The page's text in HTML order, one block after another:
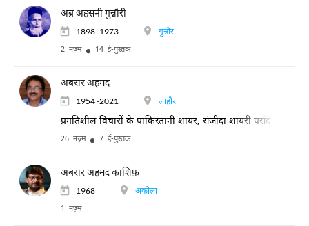
अब्र अहसनी गुन्नौरी
1898 -1973 गुन्नौर
2 नज़्म 14 ई-पुस्तक
अबरार अहमद
1954 -2021 लाहौर
प्रगतिशील विचारों के पाकिस्तानी शायर, संजीदा शायरी पसंद करने
26 नज़्म 7 ई-पुस्तक
अबरार अहमद काशिफ़
1968 अकोला
1 नज़्म